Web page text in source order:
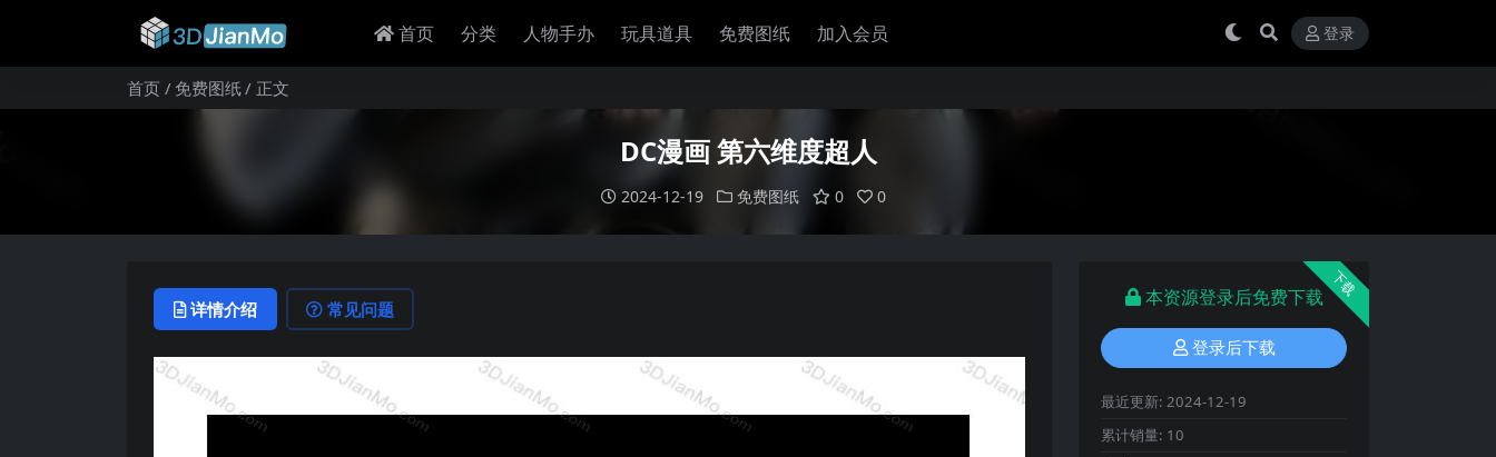
首页 分类 人物手办 玩具道具 免费图纸 加入会员 登录
首页 免费图纸 正文
DC漫画 第六维度超人
2024-12-19 免费图纸 0 0
详情介绍 常见问题
下载
本资源登录后免费下载
登录后下载
最近更新: 2024-12-19
累计销量: 10